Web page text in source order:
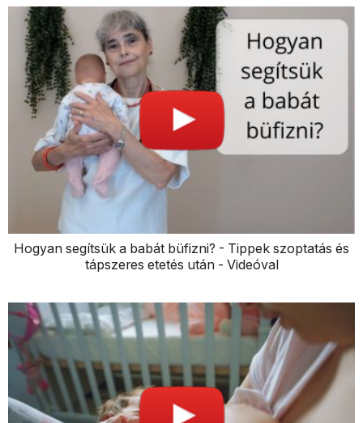
Hogyan segítsük a babát büfizni? - Tippek szoptatás és
tápszeres etetés után - Videóval